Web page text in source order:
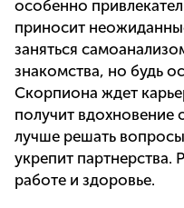
особенно
приносит
заняться
знакомства, но будь
Скорпиона ждет
получит вдохновение
лучше решать
укрепит партнерства.
работе и здоровье.